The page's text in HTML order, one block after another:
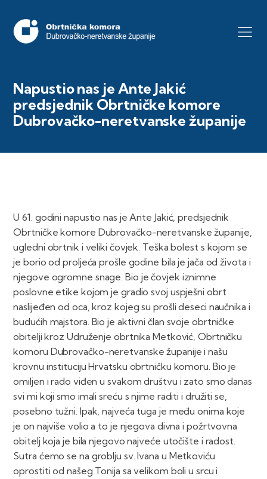
Napustio nas je Ante Jakić
predsjednik Obrtničke komore
Dubrovačko-neretvanske županije
U 61. godini napustio nas je Ante Jakić, predsjednik
Obrtničke komore Dubrovačko-neretvanske županije,
ugledni obrtnik i veliki čovjek. Teška bolest s kojom se
je borio od proljeća prošle godine bila je jača od života i
njegove ogromne snage. Bio je čovjek iznimne
poslovne etike kojom je gradio svoj uspješni obrt
naslijeđen od oca, kroz kojeg su prošli deseci naučnika i
budućih majstora. Bio je aktivni član svoje obrtničke
obitelji kroz Udruženje obrtnika Metković, Obrtničku
komoru Dubrovačko-neretvanske županije i našu
krovnu instituciju Hrvatsku obrtničku komoru. Bio je
omiljen i rado viđen u svakom društvu i zato smo danas
svi mi koji smo imali sreću s njime raditi i družiti se,
posebno tužni. Ipak, najveća tuga je među onima koje
je on najviše volio a to je njegova divna i požrtvovna
obitelj koja je bila njegovo najveće utočište i radost.
Sutra ćemo se na groblju sv. Ivana u Metkoviću
oprostiti od našeg Tonija sa velikom boli u srcu i